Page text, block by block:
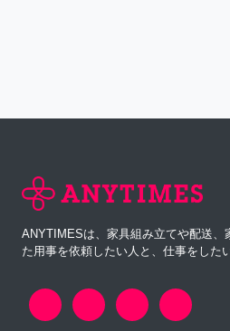
ANYTIMESは、家具組み立てや配送、
た用事を依頼したい人と、仕事をした